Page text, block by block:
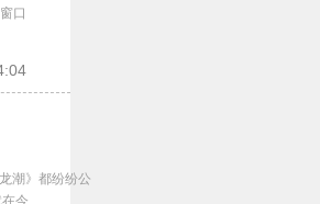
口
潮》都纷纷公
今